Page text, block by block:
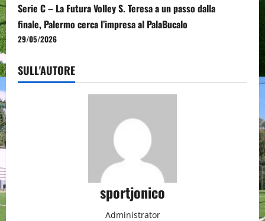
Serie C – La Futura Volley S. Teresa a un passo dalla
finale, Palermo cerca l’impresa al PalaBucalo
29/05/2026
SULL'AUTORE
sportjonico
Administrator